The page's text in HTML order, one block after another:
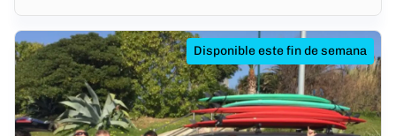
Disponible este fin de semana